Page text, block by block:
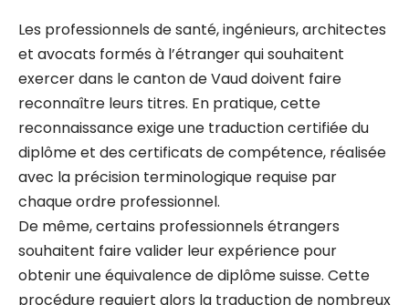
Les professionnels de santé, ingénieurs, architectes
et avocats formés à l’étranger qui souhaitent
exercer dans le canton de Vaud doivent faire
reconnaître leurs titres. En pratique, cette
reconnaissance exige une traduction certifiée du
diplôme et des certificats de compétence, réalisée
avec la précision terminologique requise par
chaque ordre professionnel.
De même, certains professionnels étrangers
souhaitent faire valider leur expérience pour
obtenir une équivalence de diplôme suisse. Cette
procédure requiert alors la traduction de nombreux